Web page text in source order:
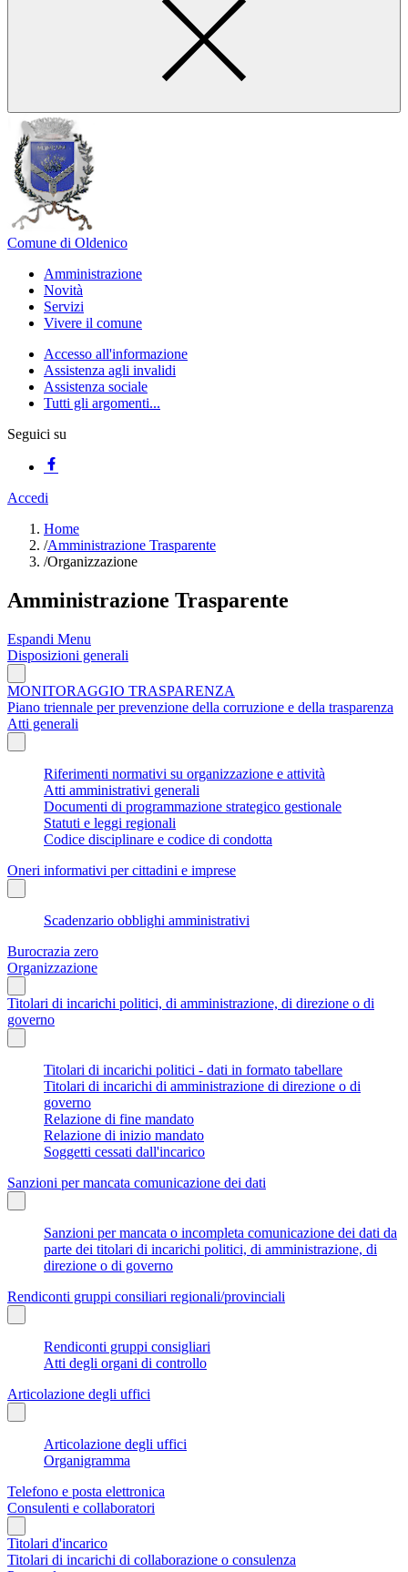
Comune di Oldenico
Amministrazione
Novità
Servizi
Vivere il comune
Accesso all'informazione
Assistenza agli invalidi
Assistenza sociale
Tutti gli argomenti...
Seguici su
Accedi
Home
/Amministrazione Trasparente
/Organizzazione
Amministrazione Trasparente
Espandi Menu
Disposizioni generali
MONITORAGGIO TRASPARENZA
Piano triennale per prevenzione della corruzione e della trasparenza
Atti generali
Riferimenti normativi su organizzazione e attività
Atti amministrativi generali
Documenti di programmazione strategico gestionale
Statuti e leggi regionali
Codice disciplinare e codice di condotta
Oneri informativi per cittadini e imprese
Scadenzario obblighi amministrativi
Burocrazia zero
Organizzazione
Titolari di incarichi politici, di amministrazione, di direzione o di
governo
Titolari di incarichi politici - dati in formato tabellare
Titolari di incarichi di amministrazione di direzione o di
governo
Relazione di fine mandato
Relazione di inizio mandato
Soggetti cessati dall'incarico
Sanzioni per mancata comunicazione dei dati
Sanzioni per mancata o incompleta comunicazione dei dati da
parte dei titolari di incarichi politici, di amministrazione, di
direzione o di governo
Rendiconti gruppi consiliari regionali/provinciali
Rendiconti gruppi consigliari
Atti degli organi di controllo
Articolazione degli uffici
Articolazione degli uffici
Organigramma
Telefono e posta elettronica
Consulenti e collaboratori
Titolari d'incarico
Titolari di incarichi di collaborazione o consulenza